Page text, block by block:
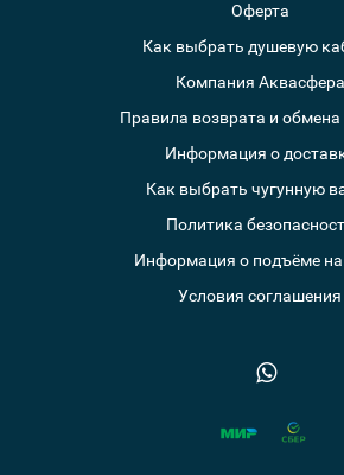
Оферта
Как выбрать душевую
Компания Аквасфера
Правила возврата и обмена
Информация о
Как выбрать чугунную
Политика
Информация о подъёме
Условия соглашения